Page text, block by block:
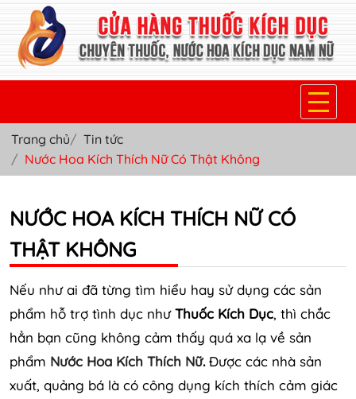
TRANG CHỦ
THUỐC KÍCH DỤC NỮ
THUỐC NƯỚC KÍCH DỤC NAM
THUỐC VIÊN KÍCH DỤC NAM
SẢN PHẨM KHÁC
TIN TỨC & BLOG
Trang chủ
Tin tức
Nước Hoa Kích Thích Nữ Có Thật Không
NƯỚC HOA KÍCH THÍCH NỮ CÓ
THẬT KHÔNG
Nếu như ai đã từng tìm hiểu hay sử dụng các sản
phẩm hỗ trợ tình dục nhưThuốc Kích Dục, thì chắc
hẳn bạn cũng không cảm thấy quá xa lạ về sản
phẩm Nước Hoa Kích Thích Nữ.Được các nhà sản
xuất, quảng bá là có công dụng kích thích cảm giác